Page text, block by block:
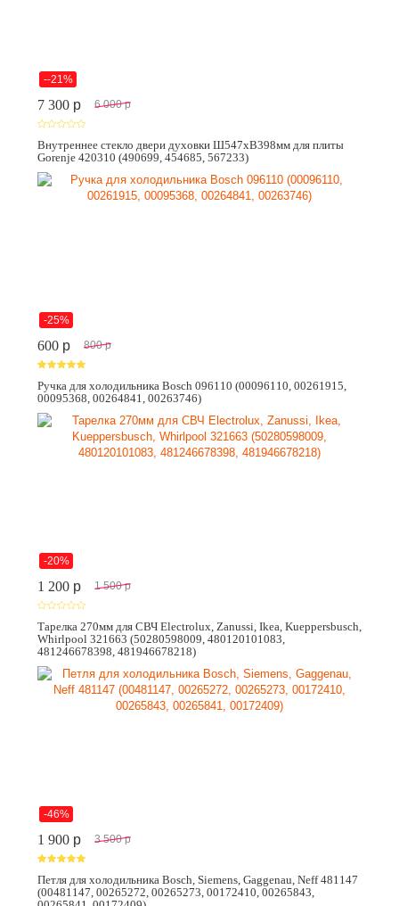
--21%
7 300 p 6 000 p
Внутреннее стекло двери духовки Ш547хВ398мм для плиты
Gorenje 420310 (490699, 454685, 567233)
-25%
600 p 800 p
Ручка для холодильника Bosch 096110 (00096110, 00261915,
00095368, 00264841, 00263746)
-20%
1 200 p 1 500 p
Тарелка 270мм для СВЧ Electrolux, Zanussi, Ikea, Kueppersbusch,
Whirlpool 321663 (50280598009, 480120101083,
481246678398, 481946678218)
-46%
1 900 p 3 500 p
Петля для холодильника Bosch, Siemens, Gaggenau, Neff 481147
(00481147, 00265272, 00265273, 00172410, 00265843,